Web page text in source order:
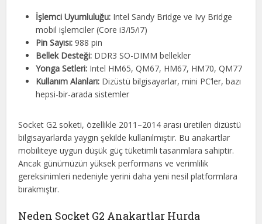
İşlemci Uyumluluğu: Intel Sandy Bridge ve Ivy Bridge
mobil işlemciler (Core i3/i5/i7)
Pin Sayısı: 988 pin
Bellek Desteği: DDR3 SO-DIMM bellekler
Yonga Setleri: Intel HM65, QM67, HM67, HM70, QM77
Kullanım Alanları: Dizüstü bilgisayarlar, mini PC’ler, bazı
hepsi-bir-arada sistemler
Socket G2 soketi, özellikle 2011–2014 arası üretilen dizüstü
bilgisayarlarda yaygın şekilde kullanılmıştır. Bu anakartlar
mobiliteye uygun düşük güç tüketimli tasarımlara sahiptir.
Ancak günümüzün yüksek performans ve verimlilik
gereksinimleri nedeniyle yerini daha yeni nesil platformlara
bırakmıştır.
Neden Socket G2 Anakartlar Hurda